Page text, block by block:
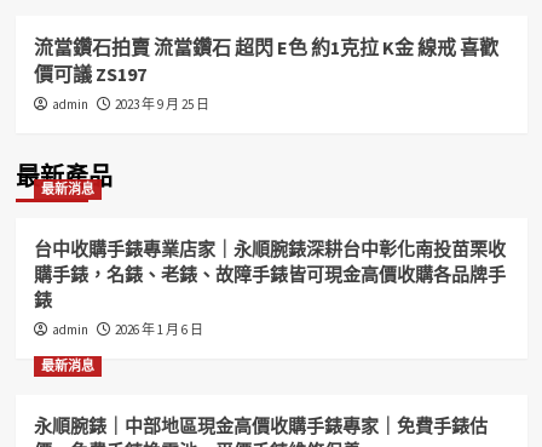
流當鑽石拍賣 流當鑽石 超閃 E色 約1克拉 K金 線戒 喜歡
價可議 ZS197
admin 2023 年 9 月 25 日
最新產品
最新消息
台中收購手錶專業店家｜永順腕錶深耕台中彰化南投苗栗收
購手錶，名錶、老錶、故障手錶皆可現金高價收購各品牌手
錶
admin 2026 年 1 月 6 日
最新消息
永順腕錶｜中部地區現金高價收購手錶專家｜免費手錶估